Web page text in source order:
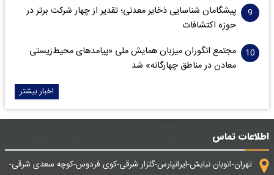
پیشگامان شناسایی ذخایر معدنی؛ تقدیر از چهار شرکت برتر در
حوزه اکتشافات‌
مجتمع انگوران میزبان همایش ملی «پیامدهای محیط‌زیستی
معادن در مناطق چهارگانه» شد
اخبار بیشتر
اطلاعات تماس
تهران-اتوبان نیایش-ایرانپارس-گلزار شرقی-کوی فردوس-کوچه سعدی شرقی-